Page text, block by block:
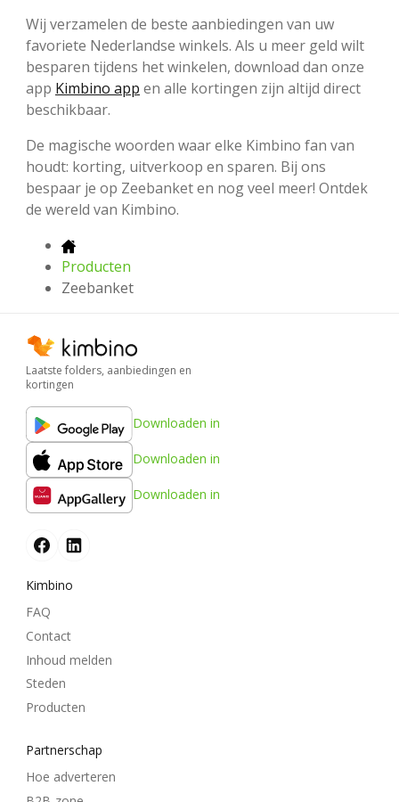
Wij verzamelen de beste aanbiedingen van uw
favoriete Nederlandse winkels. Als u meer geld wilt
besparen tijdens het winkelen, download dan onze
app Kimbino app en alle kortingen zijn altijd direct
beschikbaar.
De magische woorden waar elke Kimbino fan van
houdt: korting, uitverkoop en sparen. Bij ons
bespaar je op Zeebanket en nog veel meer! Ontdek
de wereld van Kimbino.
Producten
Zeebanket
Laatste folders, aanbiedingen en
kortingen
Downloaden in
Downloaden in
Downloaden in
Kimbino
FAQ
Contact
Inhoud melden
Steden
Producten
Partnerschap
Hoe adverteren